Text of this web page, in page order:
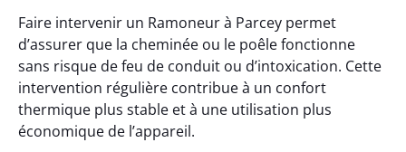
Faire intervenir un Ramoneur à Parcey permet
d’assurer que la cheminée ou le poêle fonctionne
sans risque de feu de conduit ou d’intoxication. Cette
intervention régulière contribue à un confort
thermique plus stable et à une utilisation plus
économique de l’appareil.